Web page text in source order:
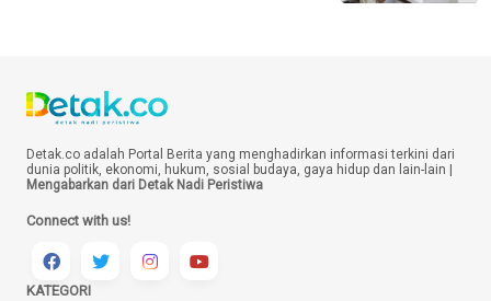
Detak.co adalah Portal Berita yang menghadirkan informasi terkini dari
dunia politik, ekonomi, hukum, sosial budaya, gaya hidup dan lain-lain |
Mengabarkan dari Detak Nadi Peristiwa
Connect with us!
KATEGORI